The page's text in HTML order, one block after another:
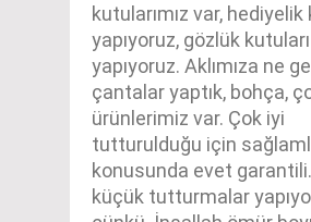
kutularımız var,
yapıyoruz, gözlük kutuları
yapıyoruz. Aklımıza ne
çantalar yaptık, bohça,
ürünlerimiz var. Çok iyi
tutturulduğu için
konusunda evet
küçük tutturmalar